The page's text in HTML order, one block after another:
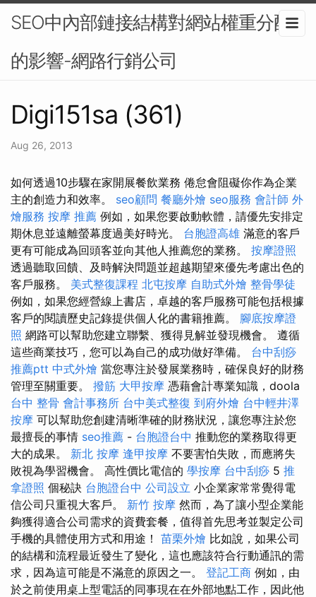
SEO中內部鏈接結構對網站權重分配
的影響-網路行銷公司
Digi151sa (361)
Aug 26, 2013
如何透過10步驟在家開展餐飲業務 倦怠會阻礙你作為企業
主的創造力和效率。 seo顧問 餐廳外燴 seo服務 會計師 外
燴服務 按摩 推薦 例如，如果您要啟動軟體，請優先安排定
期休息並遠離螢幕度過美好時光。 台胞證高雄 滿意的客戶
更有可能成為回頭客並向其他人推薦您的業務。 按摩證照
透過聽取回饋、及時解決問題並超越期望來優先考慮出色的
客戶服務。 美式整復課程 北屯按摩 自助式外燴 整骨學徒
例如，如果您經營線上書店，卓越的客戶服務可能包括根據
客戶的閱讀歷史記錄提供個人化的書籍推薦。 腳底按摩證
照 網路可以幫助您建立聯繫、獲得見解並發現機會。 遵循
這些商業技巧，您可以為自己的成功做好準備。 台中刮痧
推薦ptt 中式外燴 當您專注於發展業務時，確保良好的財務
管理至關重要。 撥筋 大甲按摩 憑藉會計專業知識，doola
台中 整骨 會計事務所 台中美式整復 到府外燴 台中輕井澤
按摩 可以幫助您創建清晰準確的財務狀況，讓您專注於您
最擅長的事情 seo推薦 - 台胞證台中 推動您的業務取得更
大的成果。 新北 按摩 逢甲按摩 不要害怕失敗，而應將失
敗視為學習機會。 高性價比電信的 學按摩 台中刮痧 5 推
拿證照 個秘訣 台胞證台中 公司設立 小企業家常常覺得電
信公司只重視大客戶。 新竹 按摩 然而，為了讓小型企業能
夠獲得適合公司需求的資費套餐，值得首先思考並製定公司
手機的具體使用方式和用途！ 苗栗外燴 比如說，如果公司
的結構和流程最近發生了變化，這也應該符合行動通訊的需
求，因為這可能是不滿意的原因之一。 登記工商 例如，由
於之前使用桌上型電話的同事現在在外部地點工作，因此他